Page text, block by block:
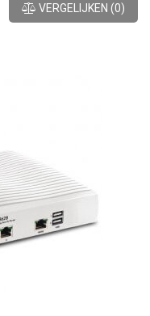
VERGELIJKEN (0)